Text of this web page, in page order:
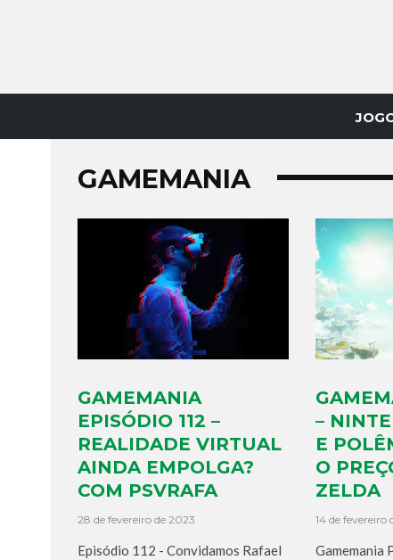
GAMEMANIA
GAMEMANIA
EPISÓDIO 112 –
REALIDADE VIRTUAL
AINDA EMPOLGA?
COM PSVRAFA
28 de fevereiro de 2023
Episódio 112 - Convidamos Rafael
–
E
O
ZELDA
14 de fevereiro
Gamemania